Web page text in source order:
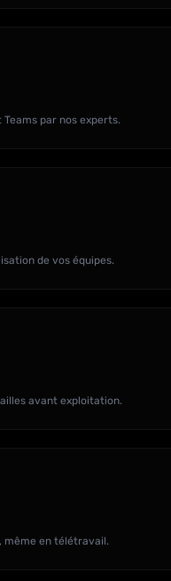
par nos experts.
de vos équipes.
avant exploitation.
même en télétravail.